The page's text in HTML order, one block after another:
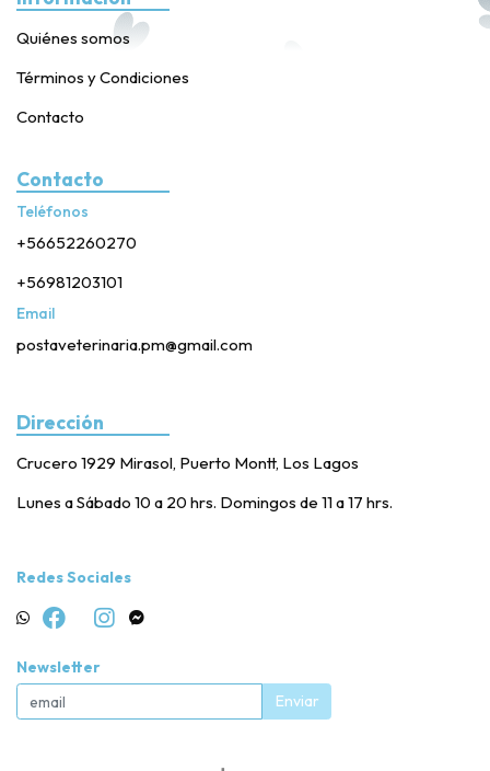
Quiénes somos
Términos y Condiciones
Contacto
Contacto
Teléfonos
+56652260270
+56981203101
Email
postaveterinaria.pm@gmail.com
Dirección
Crucero 1929 Mirasol, Puerto Montt, Los Lagos
Lunes a Sábado 10 a 20 hrs. Domingos de 11 a 17 hrs.
Redes Sociales
Newsletter
Enviar